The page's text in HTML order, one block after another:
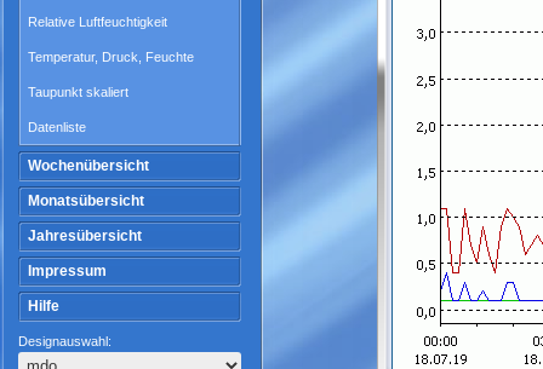
Relative Luftfeuchtigkeit
Temperatur, Druck, Feuchte
Taupunkt skaliert
Datenliste
Wochenübersicht
Monatsübersicht
Jahresübersicht
Impressum
Hilfe
Designauswahl: